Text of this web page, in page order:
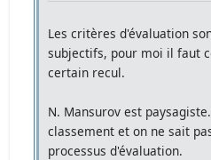
Les critères d'évaluation
subjectifs, pour moi il faut
certain recul.
N. Mansurov est
classement et on ne sait
processus d'évaluation.